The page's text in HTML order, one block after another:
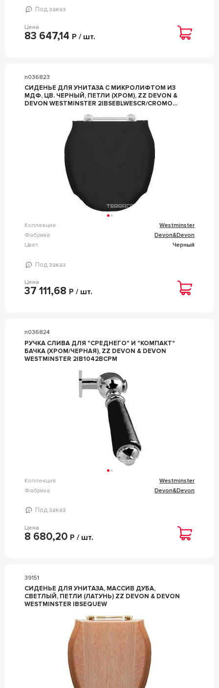
Под заказ
Цена
83 647,14 Р / шт.
n036823
СИДЕНЬЕ ДЛЯ УНИТАЗА С МИКРОЛИФТОМ ИЗ
МДФ, ЦВ. ЧЕРНЫЙ, ПЕТЛИ (ХРОМ), ZZ DEVON &
DEVON WESTMINSTER 2IBSEBLWESCR/CROMO
Коллекция
Westminster
Фабрика
Devon&Devon
Цвет
Черный
Под заказ
Цена
37 111,68 Р / шт.
n036824
РУЧКА СЛИВА ДЛЯ "СРЕДНЕГО" И "КОМПАКТ"
БАЧКА (ХРОМ/ЧЕРНАЯ), ZZ DEVON & DEVON
WESTMINSTER 2IB1042BCPM
Коллекция
Westminster
Фабрика
Devon&Devon
Под заказ
Цена
8 680,20 Р / шт.
39151
СИДЕНЬЕ ДЛЯ УНИТАЗА, МАССИВ ДУБА,
СВЕТЛЫЙ, ПЕТЛИ (ЛАТУНЬ) ZZ DEVON & DEVON
WESTMINSTER IBSEQUEW